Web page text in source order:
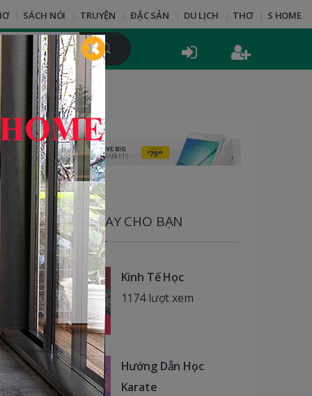
SÁCH NÓI TRUYỆN ĐẶC SẢN DU LỊCH THƠ S HOME
SÁCH HAY CHO BẠN
Kinh Tế Học
1174 lượt xem
Hướng Dẫn Học
Karate